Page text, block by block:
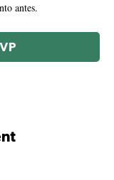
antes.